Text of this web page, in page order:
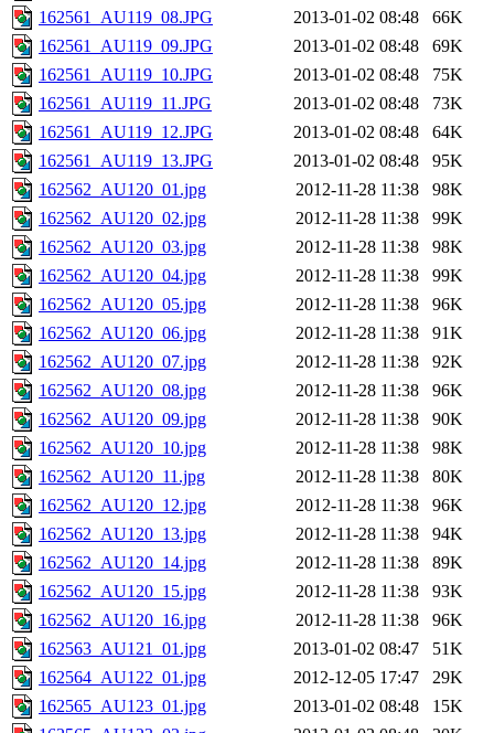
162561_AU119_08.JPG
2013-01-02 08:48
66K
162561_AU119_09.JPG
2013-01-02 08:48
69K
162561_AU119_10.JPG
2013-01-02 08:48
75K
162561_AU119_11.JPG
2013-01-02 08:48
73K
162561_AU119_12.JPG
2013-01-02 08:48
64K
162561_AU119_13.JPG
2013-01-02 08:48
95K
162562_AU120_01.jpg
2012-11-28 11:38
98K
162562_AU120_02.jpg
2012-11-28 11:38
99K
162562_AU120_03.jpg
2012-11-28 11:38
98K
162562_AU120_04.jpg
2012-11-28 11:38
99K
162562_AU120_05.jpg
2012-11-28 11:38
96K
162562_AU120_06.jpg
2012-11-28 11:38
91K
162562_AU120_07.jpg
2012-11-28 11:38
92K
162562_AU120_08.jpg
2012-11-28 11:38
96K
162562_AU120_09.jpg
2012-11-28 11:38
90K
162562_AU120_10.jpg
2012-11-28 11:38
98K
162562_AU120_11.jpg
2012-11-28 11:38
80K
162562_AU120_12.jpg
2012-11-28 11:38
96K
162562_AU120_13.jpg
2012-11-28 11:38
94K
162562_AU120_14.jpg
2012-11-28 11:38
89K
162562_AU120_15.jpg
2012-11-28 11:38
93K
162562_AU120_16.jpg
2012-11-28 11:38
96K
162563_AU121_01.jpg
2013-01-02 08:47
51K
162564_AU122_01.jpg
2012-12-05 17:47
29K
162565_AU123_01.jpg
2013-01-02 08:48
15K